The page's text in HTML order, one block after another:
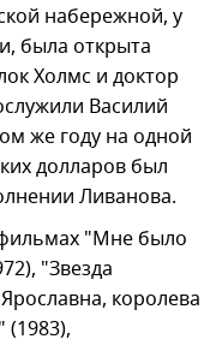
набережной, у
была открыта
Холмс и доктор
Василий
же году на одной
долларов был
Ливанова.
"Мне было
"Звезда
королева
(1983),